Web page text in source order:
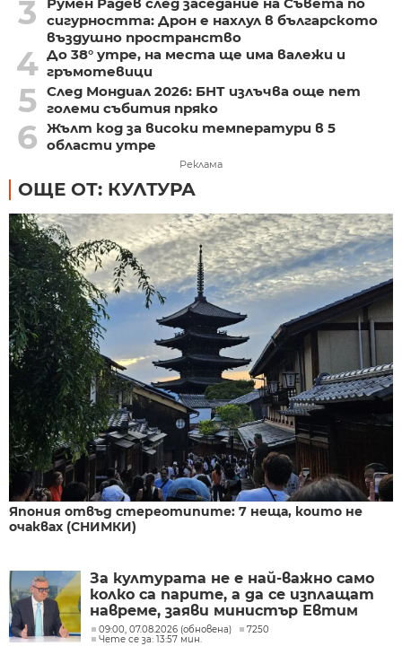
3
сигурността: Дрон е нахлул в българското
въздушно пространство
4 До 38° утре, на места ще има валежи и
гръмотевици
5 След Мондиал 2026: БНТ излъчва още пет
големи събития пряко
6 Жълт код за високи температури в 5
области утре
Реклама
ОЩЕ ОТ: КУЛТУРА
Япония отвъд стереотипите: 7 неща, които не
очаквах (СНИМКИ)
За културата не е най-важно само
колко са парите, а да се изплащат
навреме, заяви министър Евтим
Милошев
09:00, 07.08.2026 (обновена)
7250
Чете се за: 13:57 мин.